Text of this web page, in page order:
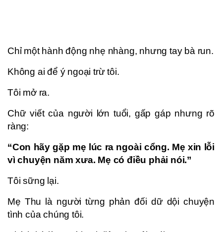
Chỉ một hành động nhẹ nhàng, nhưng tay bà run.
Không ai để ý ngoại trừ tôi.
Tôi mở ra.
Chữ viết của người lớn tuổi, gấp gáp nhưng rõ
ràng:
“Con hãy gặp mẹ lúc ra ngoài cổng. Mẹ xin lỗi
vì chuyện năm xưa. Mẹ có điều phải nói.”
Tôi sững lại.
Mẹ Thu là người từng phản đối dữ dội chuyện
tình của chúng tôi.